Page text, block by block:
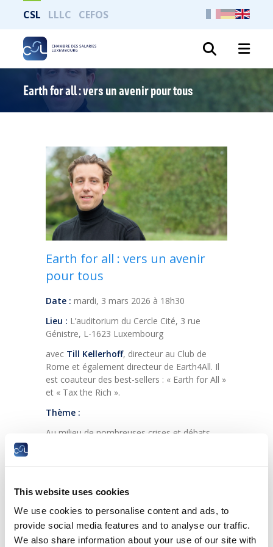
This website uses cookies
We use cookies to personalise content and ads, to
provide social media features and to analyse our traffic.
We also share information about your use of our site with
CSL LLLC CEFOS
Earth for all : vers un avenir pour tous
Earth for all : vers un avenir
pour tous
Date : mardi, 3 mars 2026 à 18h30
Lieu : L’auditorium du Cercle Cité, 3 rue
Génistre, L-1623 Luxembourg
avec Till Kellerhoff, directeur au Club de
Rome et également directeur de Earth4All. Il
est coauteur des best-sellers : « Earth for All »
et « Tax the Rich ».
Thème :
Au milieu de nombreuses crises et débats
difficiles à surmonter ensemble.
Pour maîtriser certains problèmes, les acteurs
politiques, dont le gouvernement
luxembourgeois, veulent alors miser sur